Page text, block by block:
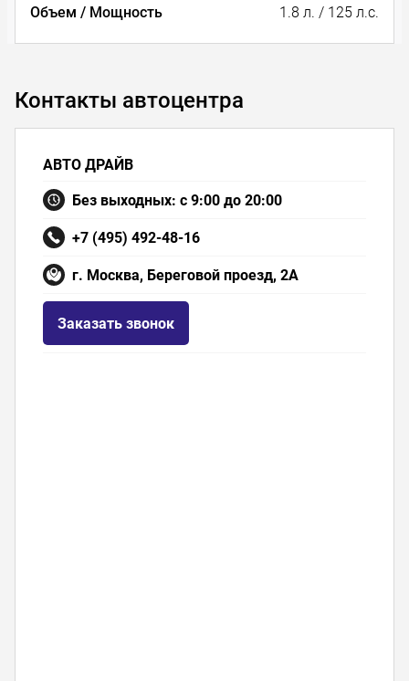
Объем / Мощность 1.8 л. / 125 л.с.
Контакты автоцентра
АВТО ДРАЙВ
Без выходных: с 9:00 до 20:00
+7 (495) 492-48-16
г. Москва, Береговой проезд, 2А
Заказать звонок